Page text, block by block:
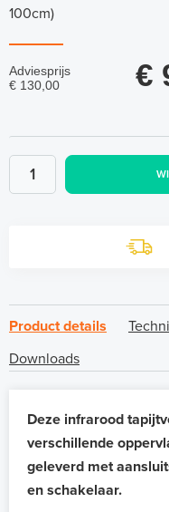
100cm)
Adviesprijs
€ 130,00
€
Product details
Downloads
Deze infrarood
verschillende
geleverd met
en schakelaar.